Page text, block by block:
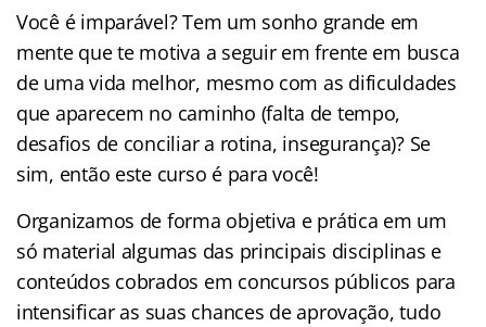
Você é imparável? Tem um sonho grande em
mente que te motiva a seguir em frente em busca
de uma vida melhor, mesmo com as dificuldades
que aparecem no caminho (falta de tempo,
desafios de conciliar a rotina, insegurança)? Se
sim, então este curso é para você!
Organizamos de forma objetiva e prática em um
só material algumas das principais disciplinas e
conteúdos cobrados em concursos públicos para
intensificar as suas chances de aprovação, tudo